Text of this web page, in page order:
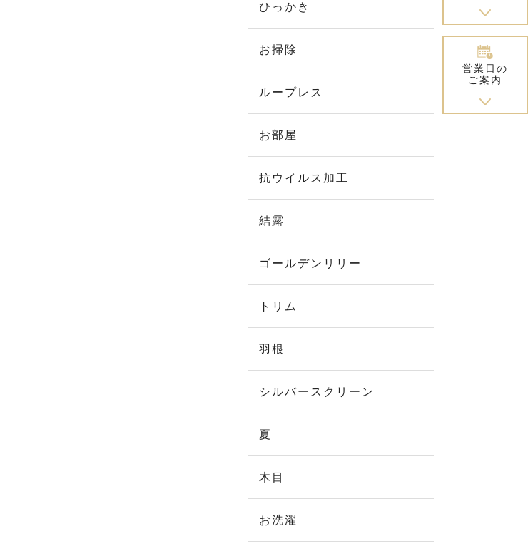
営業日の
ご案内
ひっかき
お掃除
ループレス
お部屋
抗ウイルス加工
結露
ゴールデンリリー
トリム
羽根
シルバースクリーン
夏
木目
お洗濯